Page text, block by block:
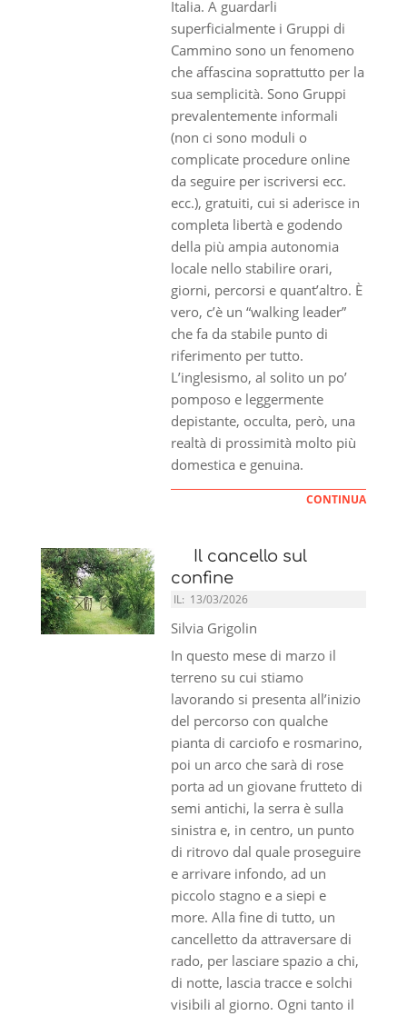
Italia. A guardarli
superficialmente i Gruppi di
Cammino sono un fenomeno
che affascina soprattutto per la
sua semplicità. Sono Gruppi
prevalentemente informali
(non ci sono moduli o
complicate procedure online
da seguire per iscriversi ecc.
ecc.), gratuiti, cui si aderisce in
completa libertà e godendo
della più ampia autonomia
locale nello stabilire orari,
giorni, percorsi e quant’altro. È
vero, c’è un “walking leader”
che fa da stabile punto di
riferimento per tutto.
L’inglesismo, al solito un po’
pomposo e leggermente
depistante, occulta, però, una
realtà di prossimità molto più
domestica e genuina.
CONTINUA
Il cancello sul
confine
IL: 13/03/2026
Silvia Grigolin
In questo mese di marzo il
terreno su cui stiamo
lavorando si presenta all’inizio
del percorso con qualche
pianta di carciofo e rosmarino,
poi un arco che sarà di rose
porta ad un giovane frutteto di
semi antichi, la serra è sulla
sinistra e, in centro, un punto
di ritrovo dal quale proseguire
e arrivare infondo, ad un
piccolo stagno e a siepi e
more. Alla fine di tutto, un
cancelletto da attraversare di
rado, per lasciare spazio a chi,
di notte, lascia tracce e solchi
visibili al giorno. Ogni tanto il